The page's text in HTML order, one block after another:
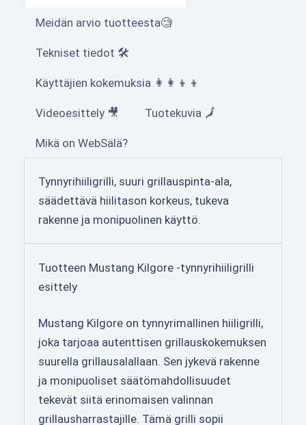
Meidän arvio tuotteesta🧐
Tekniset tiedot 🛠
Käyttäjien kokemuksia 👩‍👩‍👦‍👦
Videoesittely 🎥 Tuotekuvia 🗾
Mikä on WebSälä?
Tynnyrihiiligrilli, suuri grillauspinta-ala,
säädettävä hiilitason korkeus, tukeva
rakenne ja monipuolinen käyttö.
Tuotteen Mustang Kilgore -tynnyrihiiligrilli
esittely
Mustang Kilgore on tynnyrimallinen hiiligrilli,
joka tarjoaa autenttisen grillauskokemuksen
suurella grillausalallaan. Sen jykevä rakenne
ja monipuoliset säätömahdollisuudet
tekevät siitä erinomaisen valinnan
grillausharrastajille. Tämä grilli sopii